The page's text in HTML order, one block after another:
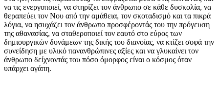
να τις ενεργοποιεί, να στηρίζει τον άνθρωπο σε κάθε δυσκολία, να
θεραπεύει τον Νου από την αμάθεια, τον σκοταδισμό και τα πικρά
λόγια, να ησυχάζει τον άνθρωπο προσφέροντάς του την πρόγευση
της αθανασίας, να σταθεροποιεί τον εαυτό στο εύρος των
δημιουργικών δυνάμεων της δικής του διανοίας, να κτίζει σοφά την
συνείδηση με υλικό πανανθρώπινες αξίες και να γλυκαίνει τον
άνθρωπο δείχνοντάς του πόσο όμορφος είναι ο κόσμος όταν
υπάρχει αγάπη.